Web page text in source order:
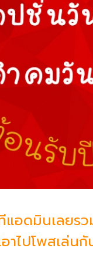
อดมินเลยร
าไปโพสเล่น